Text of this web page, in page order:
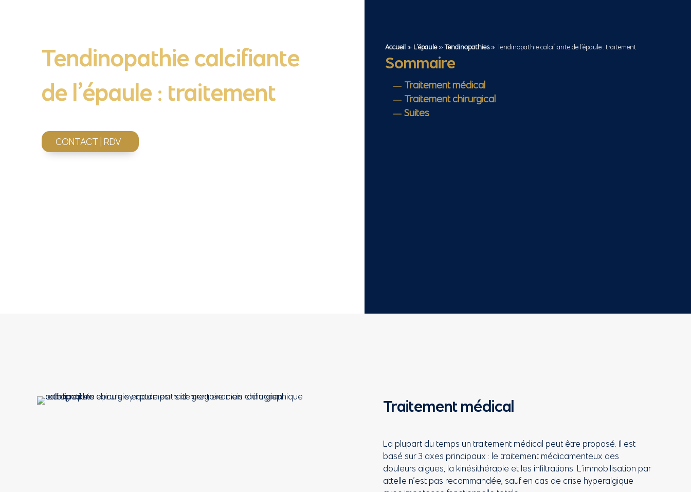
Tendinopathie calcifiante
de l’épaule : traitement
CONTACT | RDV
Accueil » L’épaule»Tendinopathies»Tendinopathie calcifiante de l’épaule : traitement
Sommaire
Traitement médical
Traitement chirurgical
Suites
Traitement médical
La plupart du temps un traitement médical peut être proposé. Il est
basé sur 3 axes principaux : le traitement médicamenteux des
douleurs aigues, la kinésithérapie et les infiltrations. L’immobilisation par
attelle n’est pas recommandée, sauf en cas de crise hyperalgique